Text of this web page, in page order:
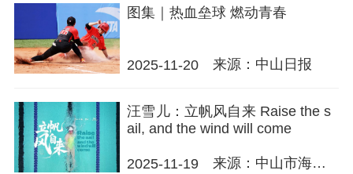
图集｜热血垒球 燃动青春
2025-11-20 来源：中山日报
汪雪儿：立帆风自来 Raise the s
ail, and the wind will come
2025-11-19 来源：中山市海外